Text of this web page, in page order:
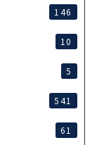
146
10
5
541
61